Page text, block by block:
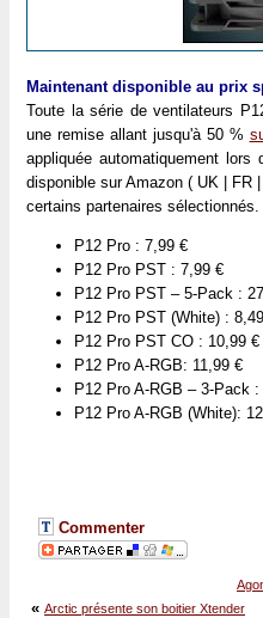
Maintenant disponible au prix
Toute la série de ventilateurs
une remise allant jusqu'à 50 %
appliquée automatiquement
disponible sur Amazon ( UK |
certains partenaires sélectionnés.
P12 Pro : 7,99 €
P12 Pro PST : 7,99 €
P12 Pro PST – 5-Pack :
P12 Pro PST (White) :
P12 Pro PST CO : 10,99 €
P12 Pro A-RGB: 11,99 €
P12 Pro A-RGB – 3-Pack
P12 Pro A-RGB (White):
Commenter
« Arctic présente son boitier Xtender